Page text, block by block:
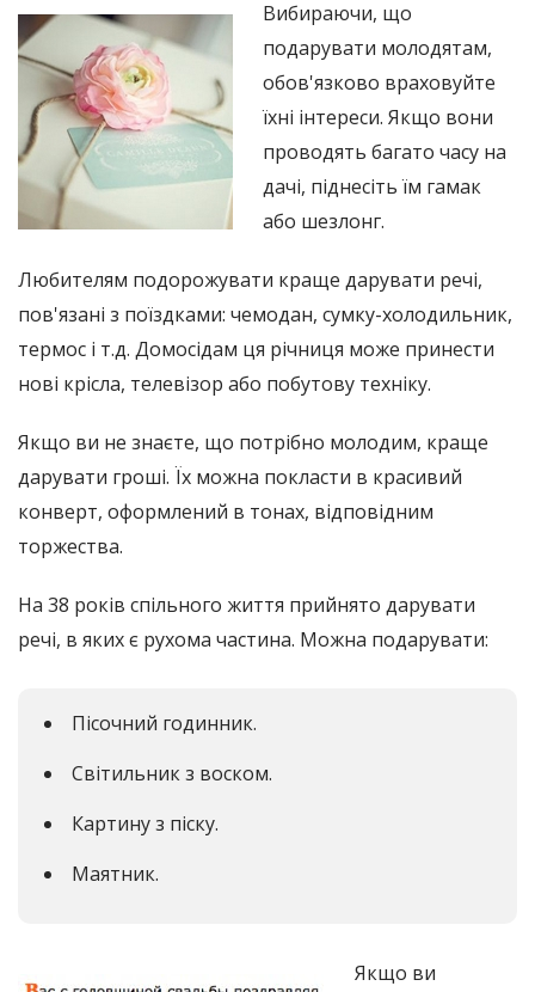
Вибираючи, що
подарувати молодятам,
обов'язково враховуйте
їхні інтереси. Якщо вони
проводять багато часу на
дачі, піднесіть їм гамак
або шезлонг.
Любителям подорожувати краще дарувати речі,
пов'язані з поїздками: чемодан, сумку-холодильник,
термос і т.д. Домосідам ця річниця може принести
нові крісла, телевізор або побутову техніку.
Якщо ви не знаєте, що потрібно молодим, краще
дарувати гроші. Їх можна покласти в красивий
конверт, оформлений в тонах, відповідним
торжества.
На 38 років спільного життя прийнято дарувати
речі, в яких є рухома частина. Можна подарувати:
Пісочний годинник.
Світильник з воском.
Картину з піску.
Маятник.
Якщо ви